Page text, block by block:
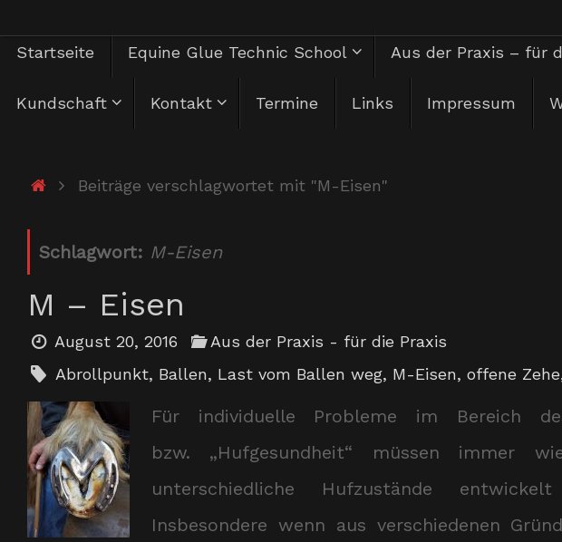
Zum
Zum
InhaltStartseite Equine Glue Technic School Aus der Praxis – für
Kundschaft Kontakt Termine Links Impressum
StartBeiträge verschlagwortet mit "M-Eisen"
Schlagwort: M-Eisen
M – Eisen
August 20, 2016
Aus der Praxis - für die Praxis
Abrollpunkt, Ballen, Last vom Ballen weg, M-Eisen, offene Zehe
Für individuelle Probleme im Bereich
bzw. „Hufgesundheit“ müssen immer
unterschiedliche Hufzustände
Insbesondere wenn aus verschiedenen